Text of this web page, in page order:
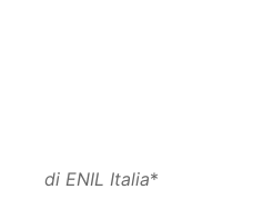
di ENIL Italia*